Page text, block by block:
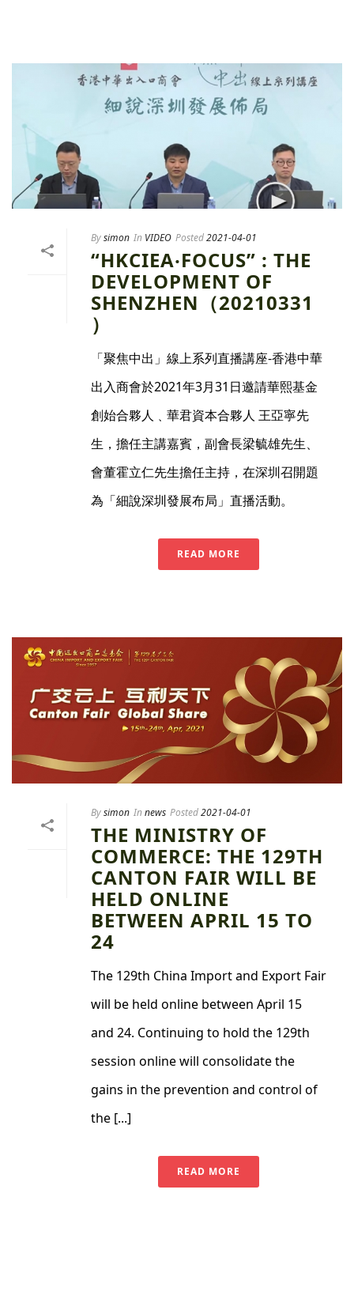
Bysimon In VIDEO Posted2021-04-01
“HKCIEA‧FOCUS” : THE
DEVELOPMENT OF
SHENZHEN（20210331
）
「聚焦中出」線上系列直播講座-香港中華
出入商會於2021年3月31日邀請華熙基金
創始合夥人﹑華君資本合夥人 王亞寧先
生，擔任主講嘉賓，副會長梁毓雄先生、
會董霍立仁先生擔任主持，在深圳召開題
為「細說深圳發展布局」直播活動。
READ MORE
Bysimon Innews Posted2021-04-01
THE MINISTRY OF
COMMERCE: THE 129TH
CANTON FAIR WILL BE
HELD ONLINE
BETWEEN APRIL 15 TO
24
The 129th China Import and Export Fair
will be held online between April 15
and 24. Continuing to hold the 129th
session online will consolidate the
gains in the prevention and control of
the [...]
READ MORE